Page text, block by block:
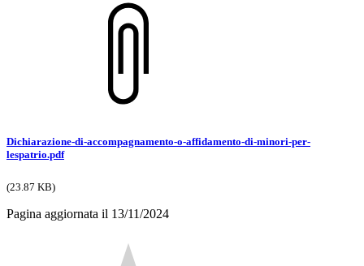
Dichiarazione-di-accompagnamento-o-affidamento-di-minori-per-
lespatrio.pdf
(23.87 KB)
Pagina aggiornata il 13/11/2024